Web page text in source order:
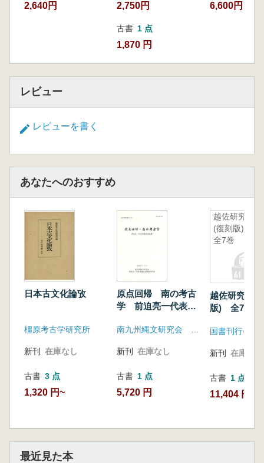
2,640円 2,750円
古書 1 点
1,870 円
6,600円
レビュー
レビューを書く
あなたへのおすすめ
日本古文化論攷
橿原考古学研究所
新刊 在庫なし
古書 3 点
1,320 円~
原点回帰 南の考古
学 前迫亮一代表還
新刊 在庫なし
古書 1 点
5,720 円
越佐研究
(復刻版)
全7巻
越佐研究 (
版) 全7巻
国書刊行会
新刊 在庫なし
古書 1 点
11,404 円
最近見た本